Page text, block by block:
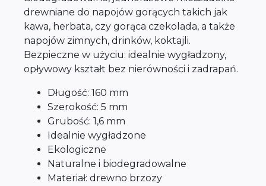
drewniane do napojów gorących takich jak
kawa, herbata, czy gorąca czekolada, a także
napojów zimnych, drinków, koktajli.
Bezpieczne w użyciu: idealnie wygładzony,
opływowy kształt bez nierówności i zadrapań.
Długość: 160 mm
Szerokość: 5 mm
Grubość: 1,6 mm
Idealnie wygładzone
Ekologiczne
Naturalne i biodegradowalne
Materiał: drewno brzozy